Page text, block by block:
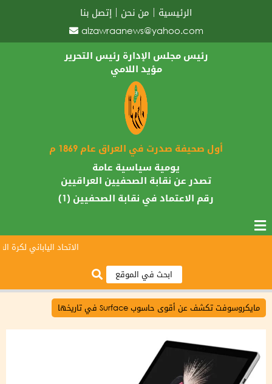
الرئيسية من نحن
إتصل بنا
alzawraanews@yahoo.com
رئيس مجلس الإدارة رئيس التحرير
مؤيد اللامي
أول صحيفة صدرت في العراق عام 1869 م
يومية سياسية عامة
تصدر عن نقابة الصحفيين العراقيين
رقم الاعتماد في نقابة الصحفيين (1)
الاتحاد الياباني لكرة
مايكروسوفت تكشف عن أقوى حاسوب Surface في تاريخها